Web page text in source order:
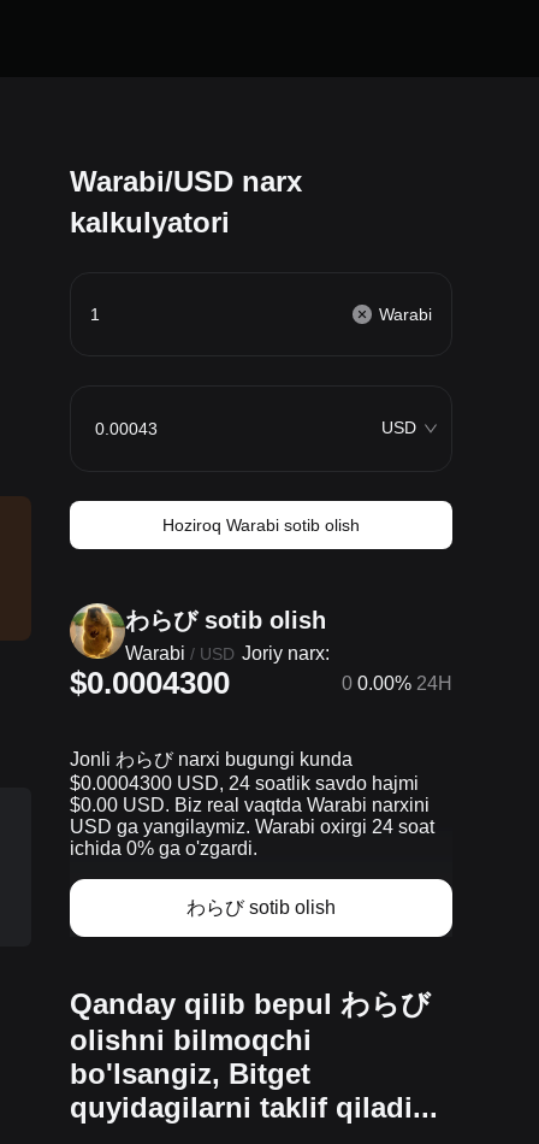
Warabi/USD narx
kalkulyatori
Warabi
USD
Hoziroq Warabi sotib olish
わらび sotib olish
Warabi / USD Joriy narx:
$0.0004300 0 0.00% 24H
Jonli わらび narxi bugungi kunda
$0.0004300 USD, 24 soatlik savdo hajmi
$0.00 USD. Biz real vaqtda Warabi narxini
USD ga yangilaymiz. Warabi oxirgi 24 soat
ichida 0% ga o'zgardi.
わらび sotib olish
Qanday qilib bepul わらび
olishni bilmoqchi
bo'lsangiz, Bitget
quyidagilarni taklif qiladi...